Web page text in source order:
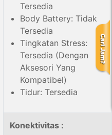
Tersedia
Body Battery: Tidak
Tersedia
Tingkatan Stress:
Tersedia (Dengan
Aksesori Yang
Kompatibel)
Tidur: Tersedia
Konektivitas :